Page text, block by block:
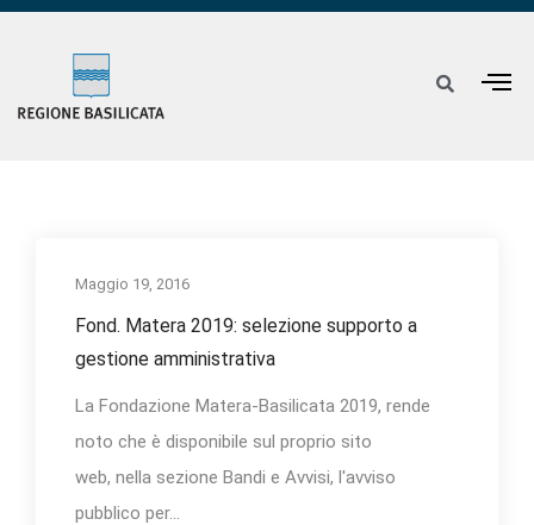
Maggio 19, 2016
Fond. Matera 2019: selezione supporto a
gestione amministrativa
La Fondazione Matera-Basilicata 2019, rende
noto che è disponibile sul proprio sito
web, nella sezione Bandi e Avvisi, l'avviso
pubblico per...